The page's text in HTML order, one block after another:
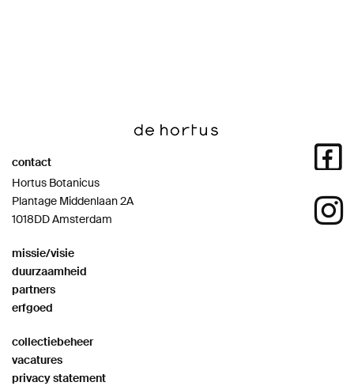
contact
Hortus Botanicus
Plantage Middenlaan 2A
1018DD Amsterdam
missie/visie
duurzaamheid
partners
erfgoed
collectiebeheer
vacatures
privacy statement